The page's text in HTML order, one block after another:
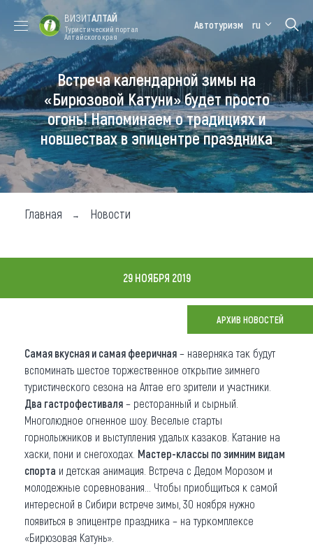
Форум VISIT
ALTAI
Цветение
маральника
Медицинский
форум
Алтайская
зимовка
Туры
Где побывать
Чем заняться
Где остановиться
О регионе
Коллекция впечатлений
Другие рубрики
ВИЗИТАЛТАЙ
Туристический портал
Алтайского края
Автотуризм ru
Встреча календарной зимы на
«Бирюзовой Катуни» будет просто
огонь! Напоминаем о традициях и
новшествах в эпицентре праздника
Главная Новости
29 НОЯБРЯ 2019
АРХИВ НОВОСТЕЙ
Самая вкусная и самая фееричная – наверняка так будут
вспоминать шестое торжественное открытие зимнего
туристического сезона на Алтае его зрители и участники.
Два гастрофестиваля – ресторанный и сырный.
Многолюдное огненное шоу. Веселые старты
горнолыжников и выступления удалых казаков. Катание на
хаски, пони и снегоходах. Мастер-классы по зимним видам
спорта и детская анимация. Встреча с Дедом Морозом и
молодежные соревнования… Чтобы приобщиться к самой
интересной в Сибири встрече зимы, 30 ноября нужно
появиться в эпицентре праздника – на туркомплексе
«Бирюзовая Катунь».